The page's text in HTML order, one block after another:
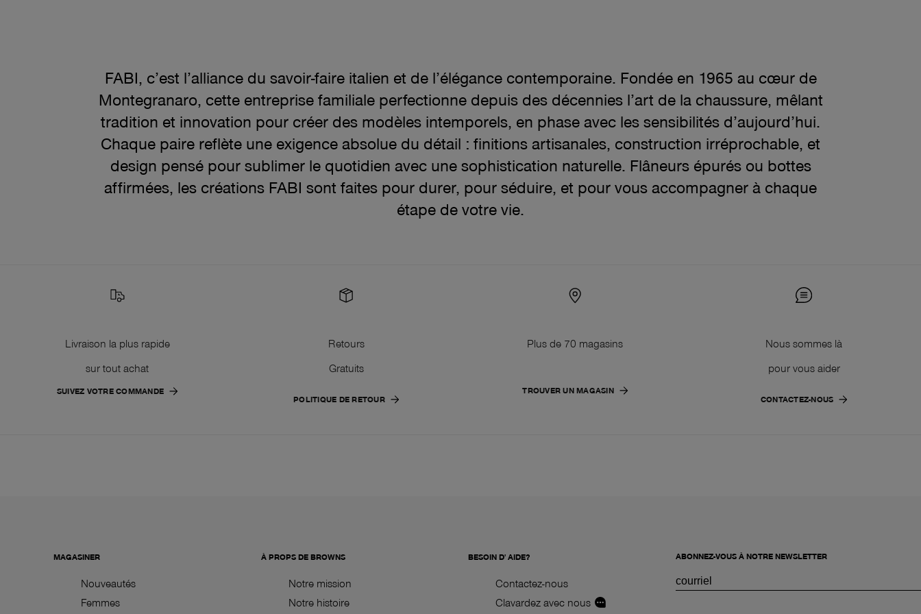
FABI, c’est l’alliance du savoir-faire italien et de l’élégance contemporaine. Fondée en 1965 au cœur de
Montegranaro, cette entreprise familiale perfectionne depuis des décennies l’art de la chaussure, mêlant
tradition et innovation pour créer des modèles intemporels, en phase avec les sensibilités d’aujourd’hui.
Chaque paire reflète une exigence absolue du détail : finitions artisanales, construction irréprochable, et
design pensé pour sublimer le quotidien avec une sophistication naturelle. Flâneurs épurés ou bottes
affirmées, les créations FABI sont faites pour durer, pour séduire, et pour vous accompagner à chaque
étape de votre vie.
Livraison la plus rapide
sur tout achat
SUIVEZ VOTRE COMMANDE
Retours
Gratuits
POLITIQUE DE RETOUR
Plus de 70 magasins
TROUVER UN MAGASIN
Nous sommes là
pour vous aider
CONTACTEZ-NOUS
MAGASINER
Nouveautés
Femmes
À PROPS DE BROWNS
Notre mission
Notre histoire
BESOIN D' AIDE?
Contactez-nous
Clavardez avec nous
ABONNEZ-VOUS À NOTRE NEWSLETTER